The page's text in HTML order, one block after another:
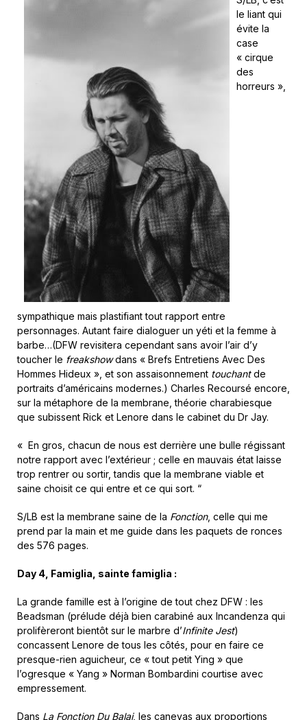
le liant qui
évite la
case
« cirque
des
horreurs »,
sympathique mais plastifiant tout rapport entre
personnages. Autant faire dialoguer un yéti et la femme à
barbe…(DFW revisitera cependant sans avoir l’air d’y
toucher le freakshowdans « Brefs Entretiens Avec Des
Hommes Hideux », et son assaisonnement touchantde
portraits d’américains modernes.) Charles Recoursé encore,
sur la métaphore de la membrane, théorie charabiesque
que subissent Rick et Lenore dans le cabinet du Dr Jay.
« En gros, chacun de nous est derrière une bulle régissant
notre rapport avec l’extérieur ; celle en mauvais état laisse
trop rentrer ou sortir, tandis que la membrane viable et
saine choisit ce qui entre et ce qui sort. “
S/LB est la membrane saine de la Fonction, celle qui me
prend par la main et me guide dans les paquets de ronces
des 576 pages.
Day 4, Famiglia, sainte famiglia :
La grande famille est à l’origine de tout chez DFW : les
Beadsman (prélude déjà bien carabiné aux Incandenza qui
prolifèreront bientôt sur le marbre d’Infinite Jest)
concassent Lenore de tous les côtés, pour en faire ce
presque-rien aguicheur, ce « tout petit Ying » que
l’ogresque « Yang » Norman Bombardini courtise avec
empressement.
Dans La Fonction Du Balai, les canevas aux proportions